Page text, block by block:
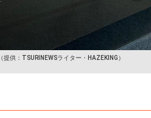
（提供：TSURINEWSライター・HAZEKING）